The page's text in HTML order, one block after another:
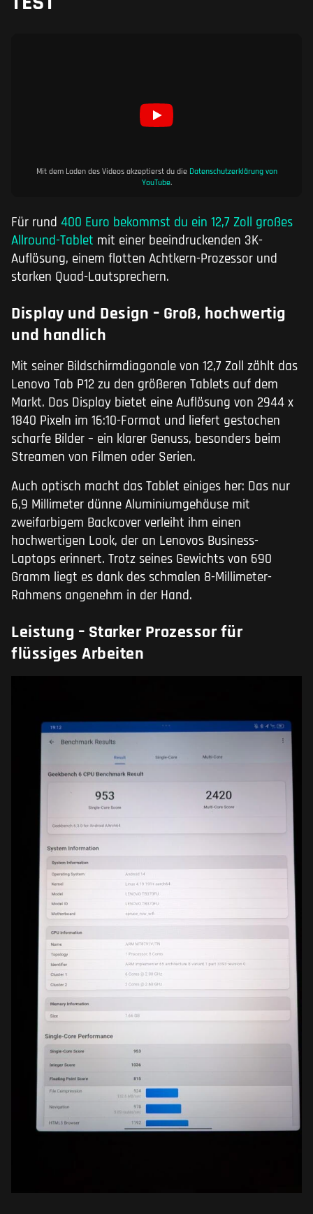
Mit dem Laden des Videos akzeptierst du die Datenschutzerklärung von
YouTube.
Für rund 400 Euro bekommst du ein 12,7 Zoll großes
Allround-Tablet mit einer beeindruckenden 3K-
Auflösung, einem flotten Achtkern-Prozessor und
starken Quad-Lautsprechern.
Display und Design – Groß, hochwertig
und handlich
Mit seiner Bildschirmdiagonale von 12,7 Zoll zählt das
Lenovo Tab P12 zu den größeren Tablets auf dem
Markt. Das Display bietet eine Auflösung von 2944 x
1840 Pixeln im 16:10-Format und liefert gestochen
scharfe Bilder – ein klarer Genuss, besonders beim
Streamen von Filmen oder Serien.
Auch optisch macht das Tablet einiges her: Das nur
6,9 Millimeter dünne Aluminiumgehäuse mit
zweifarbigem Backcover verleiht ihm einen
hochwertigen Look, der an Lenovos Business-
Laptops erinnert. Trotz seines Gewichts von 690
Gramm liegt es dank des schmalen 8-Millimeter-
Rahmens angenehm in der Hand.
Leistung – Starker Prozessor für
flüssiges Arbeiten